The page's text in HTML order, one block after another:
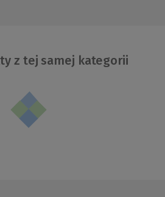
z tej samej kategorii